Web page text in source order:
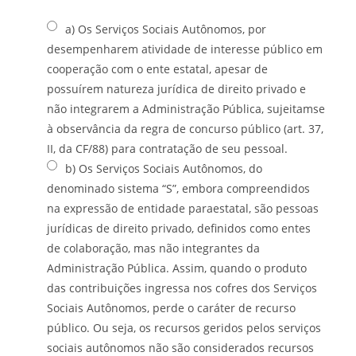
a) Os Serviços Sociais Autônomos, por
desempenharem atividade de interesse público em
cooperação com o ente estatal, apesar de
possuírem natureza jurídica de direito privado e
não integrarem a Administração Pública, sujeitamse
à observância da regra de concurso público (art. 37,
II, da CF/88) para contratação de seu pessoal.
b) Os Serviços Sociais Autônomos, do
denominado sistema “S”, embora compreendidos
na expressão de entidade paraestatal, são pessoas
jurídicas de direito privado, definidos como entes
de colaboração, mas não integrantes da
Administração Pública. Assim, quando o produto
das contribuições ingressa nos cofres dos Serviços
Sociais Autônomos, perde o caráter de recurso
público. Ou seja, os recursos geridos pelos serviços
sociais autônomos não são considerados recursos